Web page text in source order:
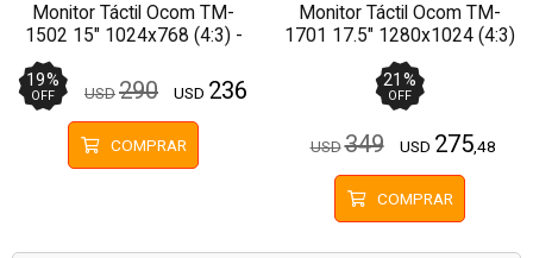
Monitor Táctil Ocom TM-
1502 15" 1024x768 (4:3) -
19%
OFF USD290 USD 236
COMPRAR
Monitor Táctil Ocom TM-
1701 17.5" 1280x1024 (4:3)
- VGA
21 %
OFF
USD349 USD 275,48
COMPRAR